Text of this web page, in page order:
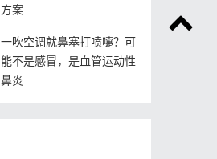
方案
一吹空调就鼻塞打喷嚏？可
能不是感冒，是血管运动性
鼻炎